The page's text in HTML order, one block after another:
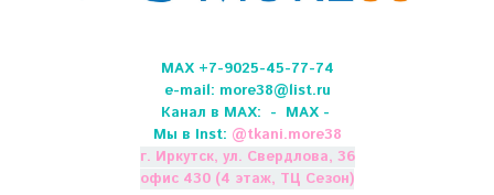
МАХ +7-9025-45-77-74
e-mail: more38@list.ru
Канал в МАХ: - МАХ -
Мы в Inst: @tkani.more38
г. Иркутск, ул. Свердлова, 36
офис 430 (4 этаж, ТЦ Сезон)